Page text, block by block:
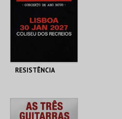
COMPRAR
RESISTÊNCIA
COLISEU DE LISBOA